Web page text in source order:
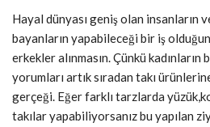
Hayal dünyası geniş olan insanların
bayanların yapabileceği bir iş
erkekler alınmasın. Çünkü kadınların
yorumları artık sıradan takı
gerçeği. Eğer farklı tarzlarda
takılar yapabiliyorsanız bu yapılan